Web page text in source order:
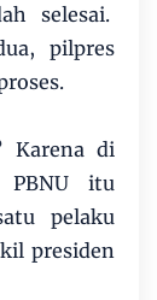
selesai.
pilpres
Karena di
PBNU itu
pelaku
presiden